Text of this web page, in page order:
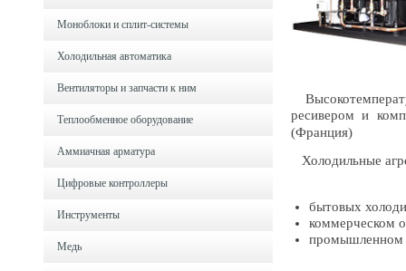
Моноблоки и cплит-системы
Холодильная автоматика
Вентиляторы и запчасти к ним
Теплообменное оборудование
Аммиачная арматура
Цифровые контроллеры
Инструменты
Медь
ресивером и
(Франция)
Холодильные
бытовых
коммерческом
промышленном